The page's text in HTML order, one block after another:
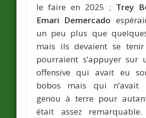
le faire en 2025 ; Trey
Emari Demercado
un peu plus que
mais ils devaient se
pourraient s’appuyer sur
offensive qui avait eu
bobos mais qui n’avait
genou à terre pour
était assez